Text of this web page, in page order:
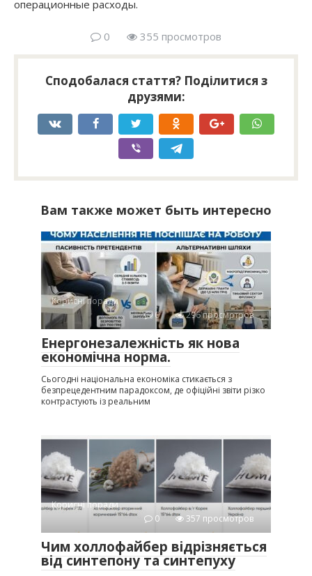
операционные расходы.
0 355 просмотров
Сподобалася стаття? Поділитися з
друзями:
Вам также может быть интересно
Корисні поради
0
296 просмотров
Енергонезалежність як нова
економічна норма.
Сьогодні національна економіка стикається з
безпрецедентним парадоксом, де офіційні звіти різко
контрастують із реальним
Корисні поради
0
357 просмотров
Чим холлофайбер відрізняється
від синтепону та синтепуху